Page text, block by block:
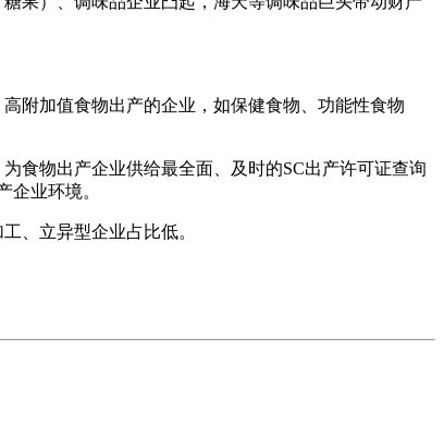
附加值食物出产的企业，如保健食物、功能性食物
物出产企业供给最全面、及时的SC出产许可证查询
企业环境。
、立异型企业占比低。